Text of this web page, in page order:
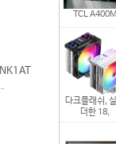
TCL A400M
다크플래쉬,
더한 18,